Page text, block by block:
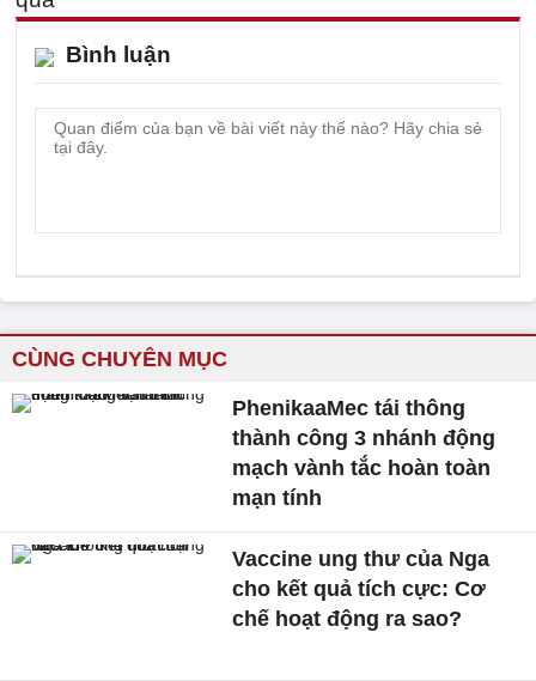
Bình luận
CÙNG CHUYÊN MỤC
PhenikaaMec tái thông
thành công 3 nhánh động
mạch vành tắc hoàn toàn
mạn tính
Vaccine ung thư của Nga
cho kết quả tích cực: Cơ
chế hoạt động ra sao?